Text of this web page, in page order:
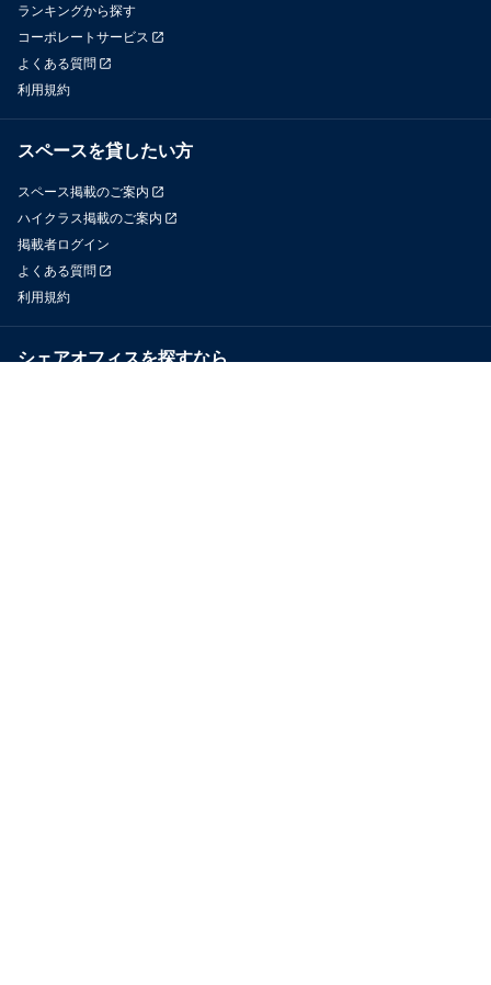
ランキングから探す
コーポレートサービス
よくある質問
利用規約
スペースを貸したい方
スペース掲載のご案内
ハイクラス掲載のご案内
掲載者ログイン
よくある質問
利用規約
シェアオフィスを探すなら